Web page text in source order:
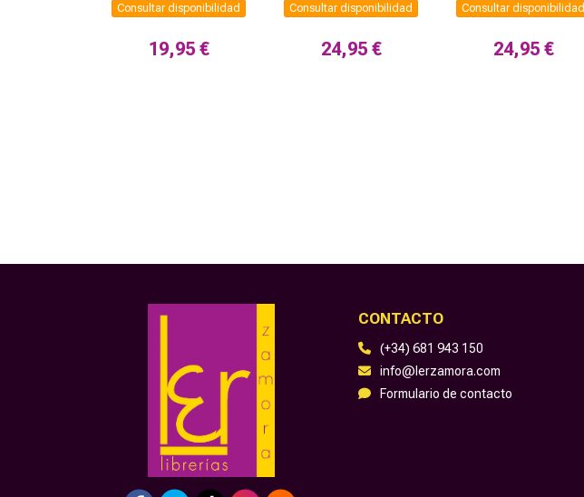
Consultar disponibilidad
19,95 €
Consultar disponibilidad
24,95 €
Consultar disponibilidad
24,95 €
CONTACTO
(+34) 681 943 150
info@lerzamora.com
Formulario de contacto